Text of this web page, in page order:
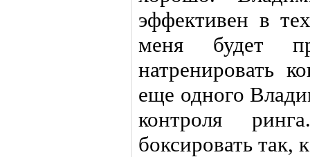
эффективен в
меня будет
натренировать
еще одного
контроля
боксировать так,